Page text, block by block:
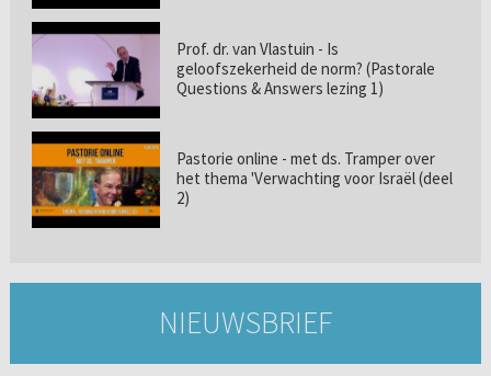
Prof. dr. van Vlastuin - Is
geloofszekerheid de norm? (Pastorale
Questions & Answers lezing 1)
Pastorie online - met ds. Tramper over
het thema 'Verwachting voor Israël (deel
2)
NIEUWSBRIEF